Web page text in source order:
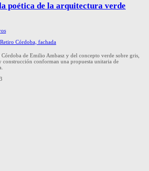
poética de la arquitectura verde
Córdoba de Emilio Ambasz y del concepto verde sobre gris,
construcción conforman una propuesta unitaria de